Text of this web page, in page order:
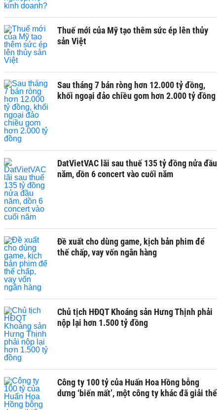
Thuế mới của Mỹ tạo thêm sức ép lên thủy
sản Việt
Sau tháng 7 bán ròng hơn 12.000 tỷ đồng,
khối ngoại đảo chiều gom hơn 2.000 tỷ đồng
DatVietVAC lãi sau thuế 135 tỷ đồng nửa đầu
năm, dồn 6 concert vào cuối năm
Đề xuất cho dùng game, kịch bản phim để
thế chấp, vay vốn ngân hàng
Chủ tịch HĐQT Khoáng sản Hưng Thịnh phải
nộp lại hơn 1.500 tỷ đồng
Công ty 100 tỷ của Huấn Hoa Hồng bỗng
dưng ‘biến mất’, một công ty khác đã giải thể